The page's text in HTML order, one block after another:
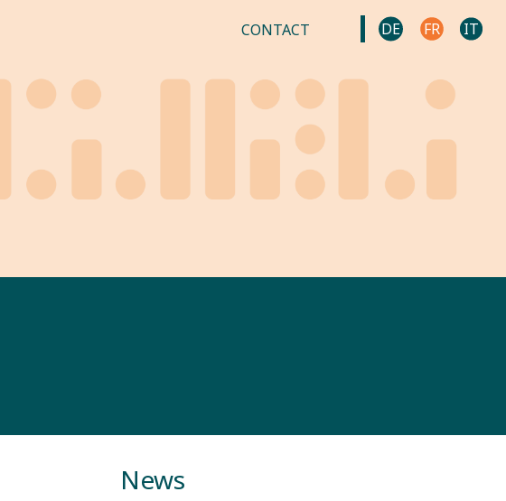
CONTACT DE FR IT
News